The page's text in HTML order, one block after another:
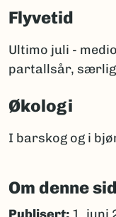
Flyvetid
Ultimo juli -
partallsår,
Økologi
I barskog og i
Om denne